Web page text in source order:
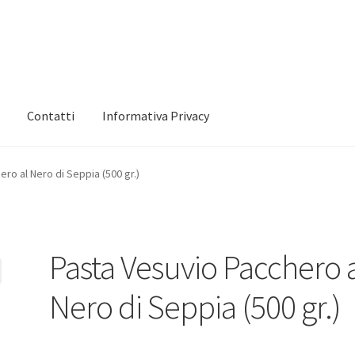
Contatti Informativa Privacy
account Informativa Privacy
al Nero di Seppia (500 gr.)
Pasta Vesuvio Pacchero
Nero di Seppia (500 gr.)